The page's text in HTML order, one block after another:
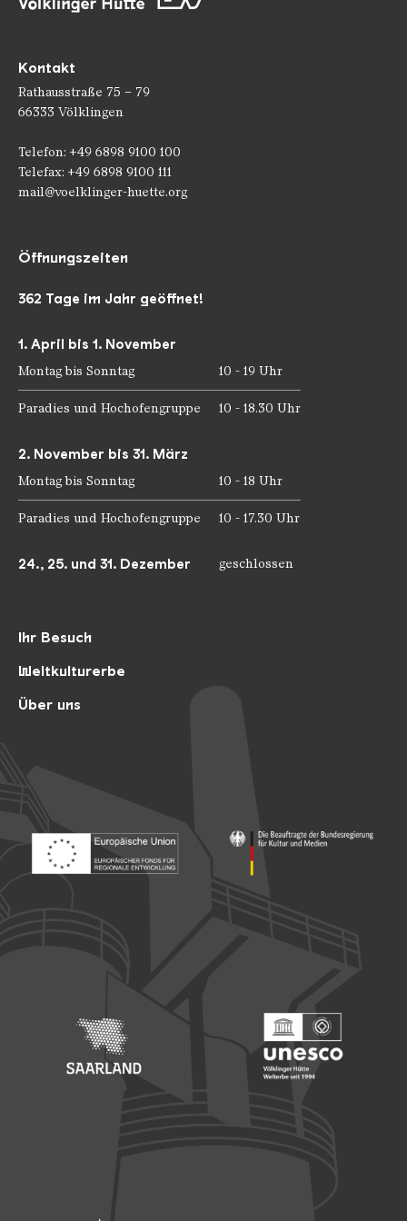
Kontakt
Rathausstraße 75 – 79
66333 Völklingen
Telefon: +49 6898 9100 100
Telefax: +49 6898 9100 111
mail@voelklinger-huette.org
Ihr Besuch
Weltkulturerbe
Über uns
Öffnungszeiten
362 Tage im Jahr geöffnet!
1. April bis 1. November
Montag bis Sonntag 10 - 19 Uhr
Paradies und Hochofengruppe 10 - 18.30 Uhr
2. November bis 31. März
Montag bis Sonntag 10 - 18 Uhr
Paradies und Hochofengruppe 10 - 17.30 Uhr
24., 25. und 31. Dezember geschlossen